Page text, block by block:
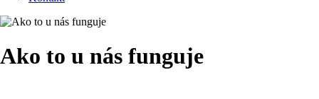
Ako to u nás funguje